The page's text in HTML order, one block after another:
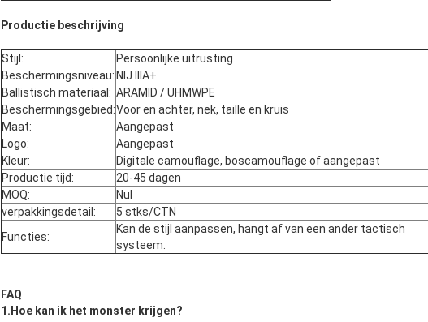
Productie beschrijving
Stijl:
Persoonlijke uitrusting
Beschermingsniveau: NIJ IIIA+
Ballistisch materiaal: ARAMID / UHMWPE
Beschermingsgebied:Voor en achter, nek, taille en kruis
Maat:
Aangepast
Logo:
Aangepast
Kleur:
Digitale camouflage, boscamouflage of aangepast
Productie tijd:
20-45 dagen
MOQ:
Nul
verpakkingsdetail:
5 stks/CTN
Functies:
Kan de stijl aanpassen, hangt af van een ander tactisch
systeem.
FAQ
1. Hoe kan ik het monster krijgen?